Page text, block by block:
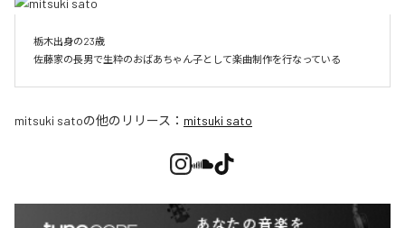
栃木出身の23歳
佐藤家の長男で生粋のおばあちゃん子として楽曲制作を行なっている
mitsuki satoの他のリリース： mitsuki sato